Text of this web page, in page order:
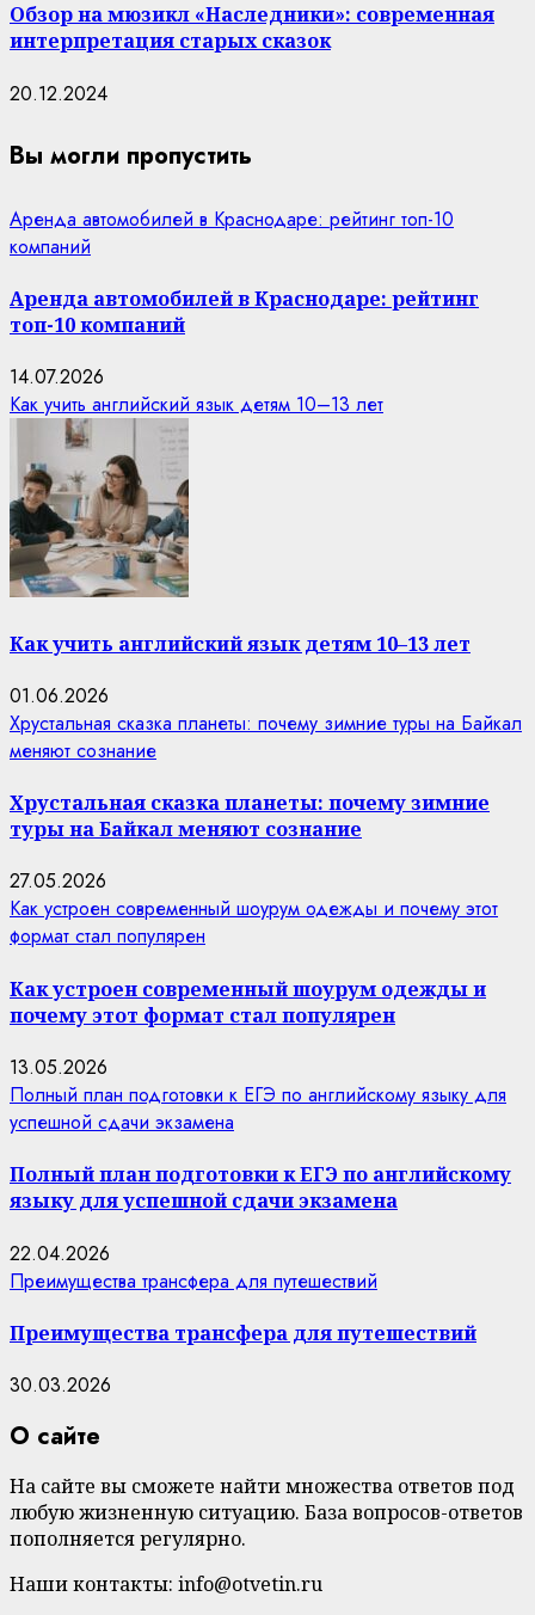
Обзор на мюзикл «Наследники»: современная
интерпретация старых сказок
20.12.2024
Вы могли пропустить
Аренда автомобилей в Краснодаре: рейтинг топ-10
компаний
Аренда автомобилей в Краснодаре: рейтинг
топ-10 компаний
14.07.2026
Как учить английский язык детям 10–13 лет
Как учить английский язык детям 10–13 лет
01.06.2026
Хрустальная сказка планеты: почему зимние туры на Байкал
меняют сознание
Хрустальная сказка планеты: почему зимние
туры на Байкал меняют сознание
27.05.2026
Как устроен современный шоурум одежды и почему этот
формат стал популярен
Как устроен современный шоурум одежды и
почему этот формат стал популярен
13.05.2026
Полный план подготовки к ЕГЭ по английскому языку для
успешной сдачи экзамена
Полный план подготовки к ЕГЭ по английскому
языку для успешной сдачи экзамена
22.04.2026
Преимущества трансфера для путешествий
Преимущества трансфера для путешествий
30.03.2026
О сайте
На сайте вы сможете найти множества ответов под
любую жизненную ситуацию. База вопросов-ответов
пополняется регулярно.
Наши контакты: info@otvetin.ru